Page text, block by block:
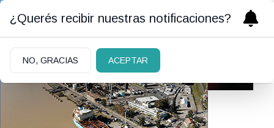
¿Querés recibir nuestras notificaciones?
NO, GRACIAS ACEPTAR